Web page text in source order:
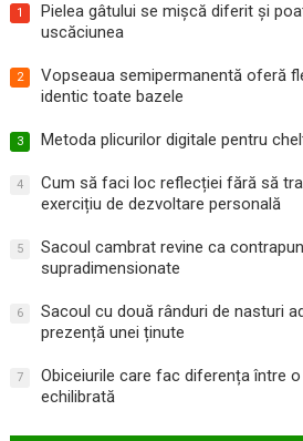
1
Pielea gâtului se mișcă diferit și
uscăciunea
2
Vopseaua semipermanentă oferă
identic toate bazele
3 Metoda plicurilor digitale pentru
4
Cum să faci loc reflecției fără să
exercițiu de dezvoltare personală
5
Sacoul cambrat revine ca
supradimensionate
6
Sacoul cu două rânduri de nasturi
prezență unei ținute
7
Obiceiurile care fac diferența între
echilibrată